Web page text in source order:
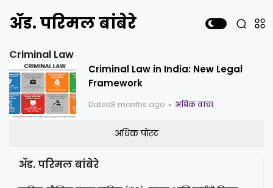
ॲड. परिमल बांबेरे
Criminal Law
Criminal Law in India: New Legal
Framework
Dated8 months ago अधिक वाचा
अधिक पोस्ट
ॲड. परिमल बांबेरे